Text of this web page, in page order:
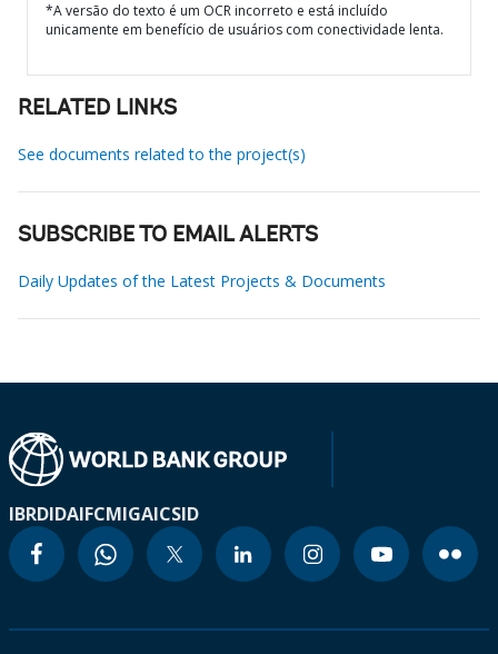
*A versão do texto é um OCR incorreto e está incluído
unicamente em benefício de usuários com conectividade lenta.
RELATED LINKS
See documents related to the project(s)
SUBSCRIBE TO EMAIL ALERTS
Daily Updates of the Latest Projects & Documents
IBRDIDAIFCMIGAICSID